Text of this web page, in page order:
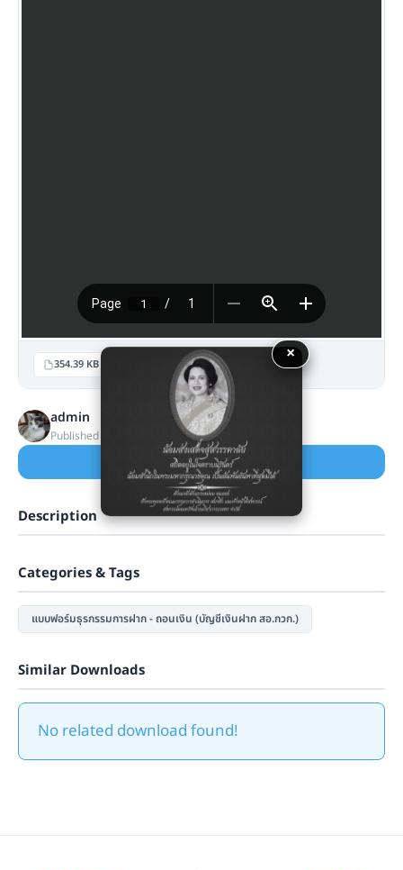
×
354.39 KB 1 Files
admin
Published 26/08/2024 · Updated 26/08/2024
Download
Description
Categories & Tags
แบบฟอร์มธุรกรรมการฝาก - ถอนเงิน (บัญชีเงินฝาก สอ.กวก.)
Similar Downloads
No related download found!